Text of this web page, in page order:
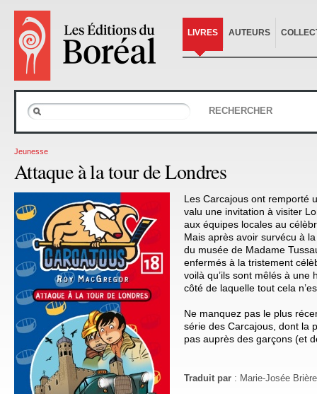
LIVRES AUTEURS
RECHERCHER
Jeunesse
Attaque à la tour de Londres
Les Carcajous ont remporté
valu une invitation à visiter
aux équipes locales au
Mais après avoir survécu à
du musée de Madame
enfermés à la tristement
voilà qu’ils sont mêlés à une
côté de laquelle tout cela
Ne manquez pas le plus
série des Carcajous, dont la
pas auprès des garçons (et
Traduit par : Marie-Josée Brière